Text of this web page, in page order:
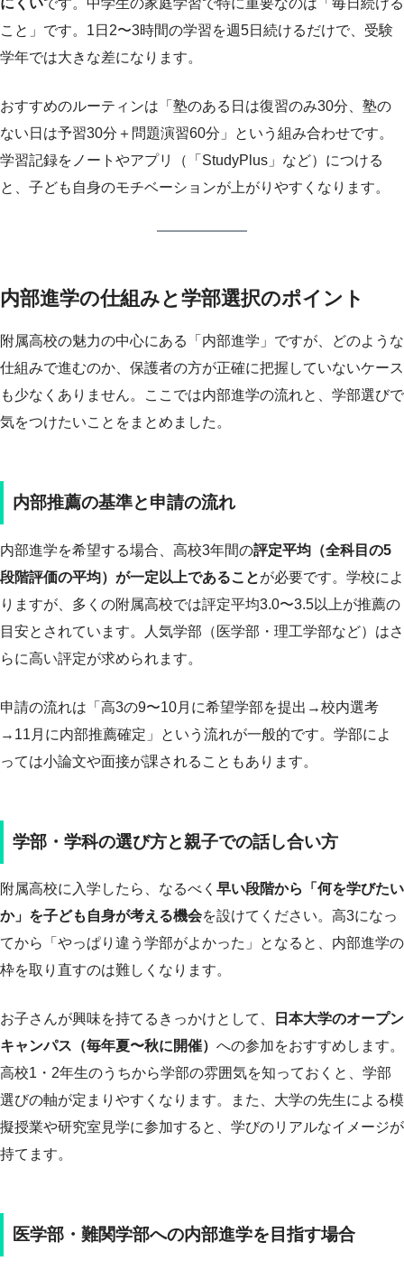
こと」です。1日2〜3時間の学習を週5日続けるだけで、受験
学年では大きな差になります。
おすすめのルーティンは「塾のある日は復習のみ30分、塾の
ない日は予習30分＋問題演習60分」という組み合わせです。
学習記録をノートやアプリ（「StudyPlus」など）につける
と、子ども自身のモチベーションが上がりやすくなります。
内部進学の仕組みと学部選択のポイント
附属高校の魅力の中心にある「内部進学」ですが、どのような
仕組みで進むのか、保護者の方が正確に把握していないケース
も少なくありません。ここでは内部進学の流れと、学部選びで
気をつけたいことをまとめました。
内部推薦の基準と申請の流れ
内部進学を希望する場合、高校3年間の評定平均（全科目の5
段階評価の平均）が一定以上であることが必要です。学校によ
りますが、多くの附属高校では評定平均3.0〜3.5以上が推薦の
目安とされています。人気学部（医学部・理工学部など）はさ
らに高い評定が求められます。
申請の流れは「高3の9〜10月に希望学部を提出→校内選考
→11月に内部推薦確定」という流れが一般的です。学部によ
っては小論文や面接が課されることもあります。
学部・学科の選び方と親子での話し合い方
附属高校に入学したら、なるべく 早い段階から「何を学びたい
か」を子ども自身が考える機会を設けてください。高3になっ
てから「やっぱり違う学部がよかった」となると、内部進学の
枠を取り直すのは難しくなります。
お子さんが興味を持てるきっかけとして、
日本大学のオープン
キャンパス（毎年夏〜秋に開催） への参加をおすすめします。
高校1・2年生のうちから学部の雰囲気を知っておくと、学部
選びの軸が定まりやすくなります。また、大学の先生による模
擬授業や研究室見学に参加すると、学びのリアルなイメージが
持てます。
医学部・難関学部への内部進学を目指す場合